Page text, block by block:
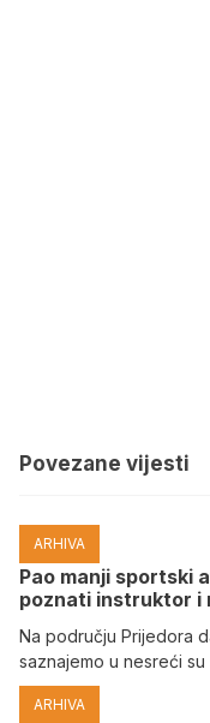
Povezane vijesti
ARHIVA
Pao manji sportski
poznati instruktor i
Na području Prijedora
saznajemo u nesreći
ARHIVA